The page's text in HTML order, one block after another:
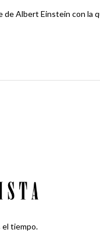
de Albert Einstein con la
el tiempo.